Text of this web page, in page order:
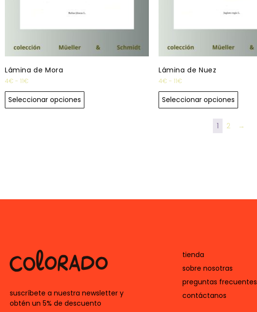
Lámina de Mora
4€ - 11€
Seleccionar opciones
Lámina de Nuez
4€ - 11€
Seleccionar opciones
1 2 →
suscríbete a nuestra newsletter y
obtén un 5% de descuento
tienda
sobre nosotras
preguntas frecuentes
contáctanos